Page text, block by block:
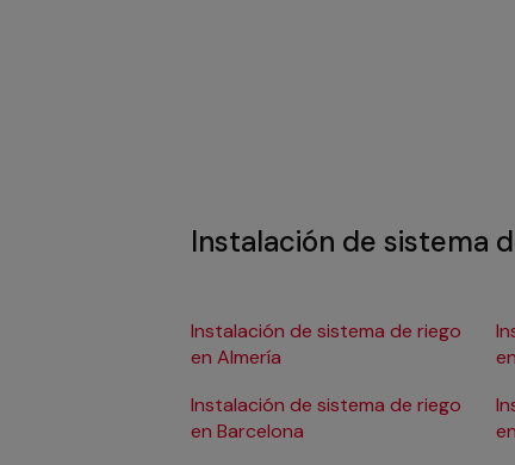
Instalación de sistema
Instalación de sistema de riego
en Almería
Instalación de sistema de riego
en Barcelona